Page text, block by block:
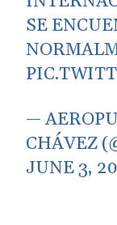
SE
—
CHÁVEZ
JUNE 3,